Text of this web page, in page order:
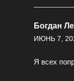
Богдан
ИЮНЬ 7,
Я всех